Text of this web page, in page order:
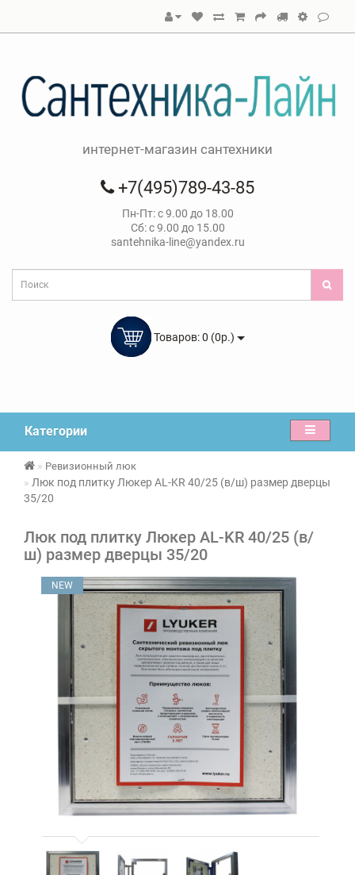
интернет-магазин сантехники
+7(495)789-43-85
Пн-Пт: с 9.00 до 18.00
Сб: с 9.00 до 15.00
santehnika-line@yandex.ru
Товаров: 0 (0р.)
Категории
Ревизионный люк
Люк под плитку Люкер AL-KR 40/25 (в/ш) размер дверцы
35/20
Люк под плитку Люкер AL-KR 40/25 (в/
ш) размер дверцы 35/20
NEW